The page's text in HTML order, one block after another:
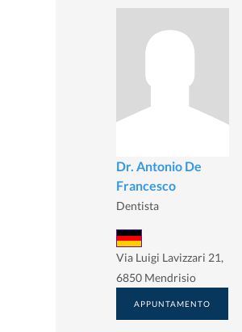
Dr. Antonio De
Francesco
Dentista
Via Luigi Lavizzari 21,
6850 Mendrisio
APPUNTAMENTO